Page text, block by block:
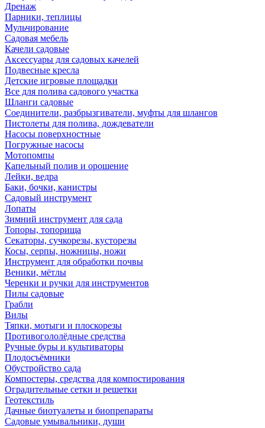
Дренаж
Парники, теплицы
Мульчирование
Садовая мебель
Качели садовые
Аксессуары для садовых качелей
Подвесные кресла
Детские игровые площадки
Все для полива садового участка
Шланги садовые
Соединители, разбрызгиватели, муфты для шлангов
Пистолеты для полива, дождеватели
Насосы поверхностные
Погружные насосы
Мотопомпы
Капельный полив и орошение
Лейки, ведра
Баки, бочки, канистры
Садовый инструмент
Лопаты
Зимний инструмент для сада
Топоры, топорища
Секаторы, сучкорезы, кусторезы
Косы, серпы, ножницы, ножи
Инструмент для обработки почвы
Веники, мётлы
Черенки и ручки для инструментов
Пилы садовые
Грабли
Вилы
Тяпки, мотыги и плоскорезы
Противогололёдные средства
Ручные буры и культиваторы
Плодосъёмники
Обустройство сада
Компостеры, средства для компостирования
Оградительные сетки и решетки
Геотекстиль
Дачные биотуалеты и биопрепараты
Садовые умывальники, души